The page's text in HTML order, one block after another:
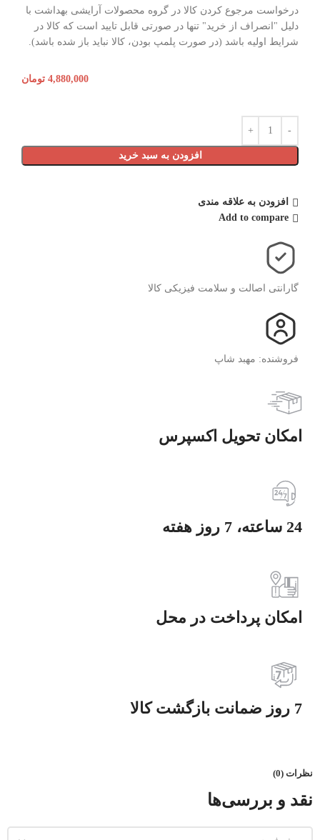
درخواست مرجوع کردن کالا در گروه محصولات آرایشی بهداشت با
دلیل "انصراف از خرید" تنها در صورتی قابل تایید است که کالا در
شرایط اولیه باشد (در صورت پلمپ بودن، کالا نباید باز شده باشد).
4,880,000 تومان
افزودن به سبد خرید
افزودن به علاقه مندی
Add to compare
گارانتی اصالت و سلامت فیزیکی کالا
فروشنده: مهبد شاپ
امکان تحویل اکسپرس
24 ساعته، 7 روز هفته
امکان پرداخت در محل
7 روز ضمانت بازگشت کالا
نظرات (0)
نقد و بررسی‌ها